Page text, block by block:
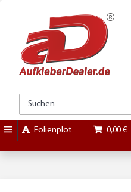
Folienplot 0,00 €